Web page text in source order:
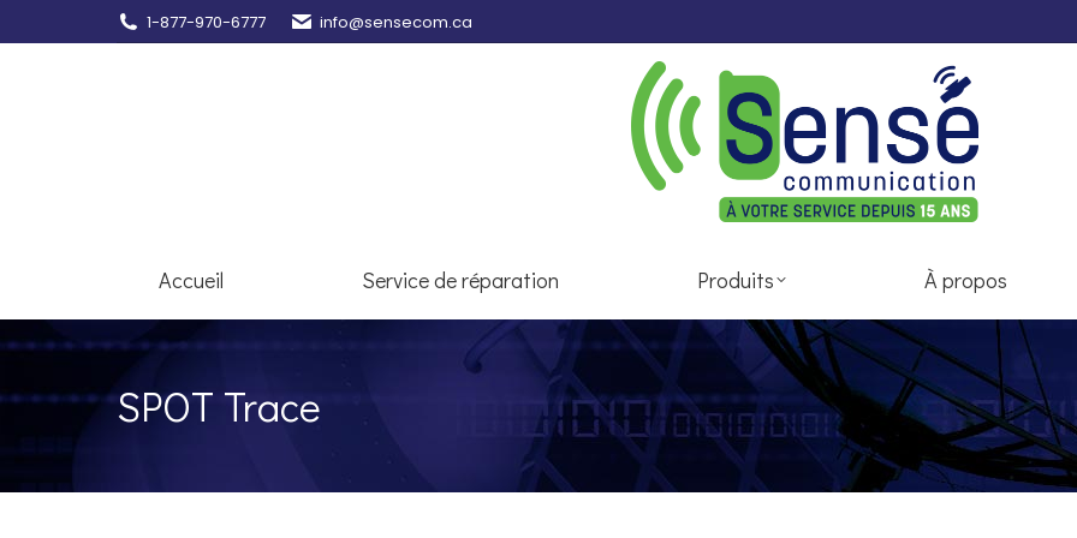
1-877-970-6777 info@sensecom.ca
Accueil Service de réparation Produits À propos
SPOT Trace
Accueil Service de réparation Produits À